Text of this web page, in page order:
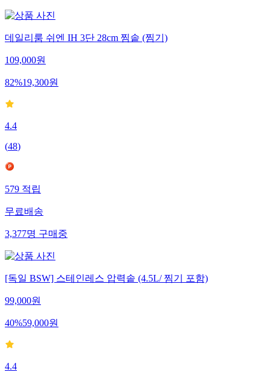
데일리룸 쉬엔 IH 3단 28cm 찜솥 (찜기)
109,000원
82%19,300원
4.4
(48)
579적립
무료배송
3,377명구매중
[독일 BSW] 스테인레스 압력솥 (4.5L/ 찜기 포함)
99,000원
40%59,000원
4.4